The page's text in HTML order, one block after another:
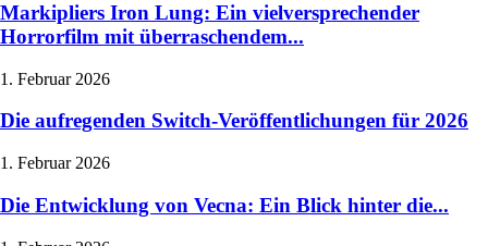
Markipliers Iron Lung: Ein vielversprechender
Horrorfilm mit überraschendem...
1. Februar 2026
Die aufregenden Switch-Veröffentlichungen für 2026
1. Februar 2026
Die Entwicklung von Vecna: Ein Blick hinter die...